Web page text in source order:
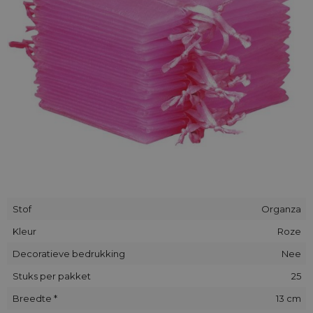
sluier opgelicht omdat de stof licht doorzichtig is.
Stof
Organza
Kleur
Roze
Decoratieve bedrukking
Nee
Stuks per pakket
25
Breedte *
13 cm